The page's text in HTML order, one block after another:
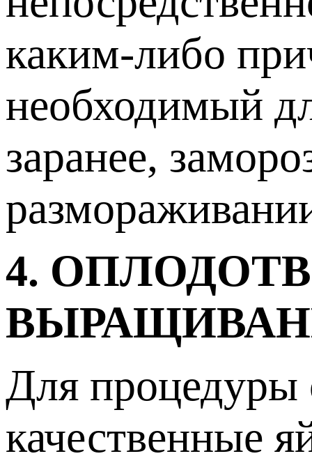
каким-либо
необходимый
заранее,
4.
Для процедуры
качественные